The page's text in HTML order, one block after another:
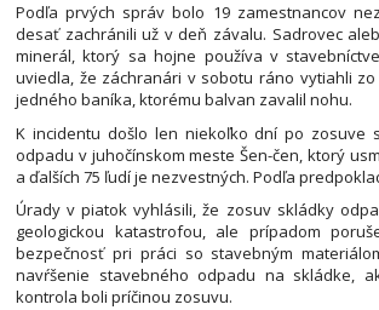
Podľa prvých správ bolo 19 zamestnancov
desať zachránili už v deň závalu. Sadrovec
minerál, ktorý sa hojne používa v
uviedla, že záchranári v sobotu ráno vytiahli
jedného baníka, ktorému balvan zavalil nohu.
K incidentu došlo len niekoľko dní po zosuve
odpadu v juhočínskom meste Šen-čen, ktorý
a ďalších 75 ľudí je nezvestných. Podľa
Úrady v piatok vyhlásili, že zosuv skládky
geologickou katastrofou, ale prípadom
bezpečnosť pri práci so stavebným
navŕšenie stavebného odpadu na skládke,
kontrola boli príčinou zosuvu.